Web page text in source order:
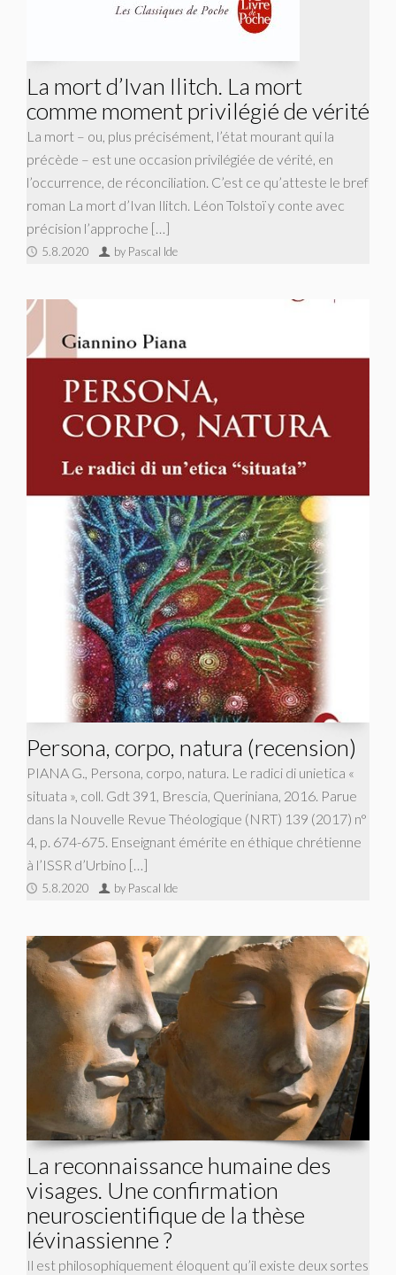
La mort d’Ivan Ilitch. La mort
comme moment privilégié de vérité
La mort – ou, plus précisément, l’état mourant qui la
précède – est une occasion privilégiée de vérité, en
l’occurrence, de réconciliation. C’est ce qu’atteste le bref
roman La mort d’Ivan Ilitch. Léon Tolstoï y conte avec
précision l’approche […]
5.8.2020 by Pascal Ide
Persona, corpo, natura (recension)
PIANA G., Persona, corpo, natura. Le radici di unietica «
situata », coll. Gdt 391, Brescia, Queriniana, 2016. Parue
dans la Nouvelle Revue Théologique (NRT) 139 (2017) n°
4, p. 674-675. Enseignant émérite en éthique chrétienne
à l’ISSR d’Urbino […]
5.8.2020 by Pascal Ide
La reconnaissance humaine des
visages. Une confirmation
neuroscientifique de la thèse
lévinassienne ?
Il est philosophiquement éloquent qu’il existe deux sortes